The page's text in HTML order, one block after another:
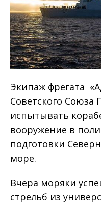
Экипаж фрегата
Советского Союза
испытывать
вооружение в
подготовки
море.
Вчера моряки
стрельб из